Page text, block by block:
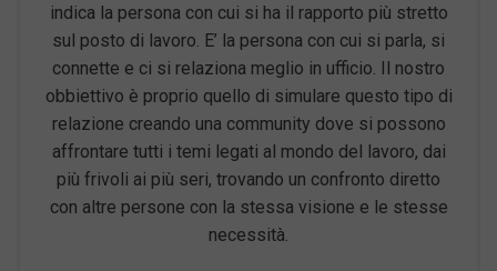
indica la persona con cui si ha il rapporto più stretto
sul posto di lavoro. E’ la persona con cui si parla, si
connette e ci si relaziona meglio in ufficio. Il nostro
obbiettivo è proprio quello di simulare questo tipo di
relazione creando una community dove si possono
affrontare tutti i temi legati al mondo del lavoro, dai
più frivoli ai più seri, trovando un confronto diretto
con altre persone con la stessa visione e le stesse
necessità.